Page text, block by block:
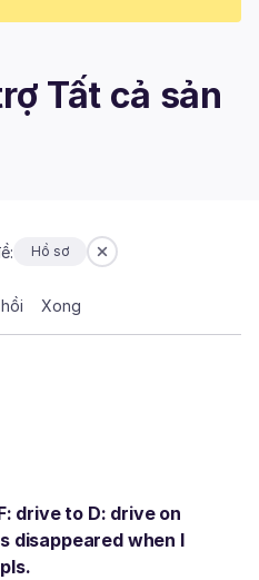
Tất cả sản
Hồ sơ
Xong
drive to D: drive on
disappeared when I